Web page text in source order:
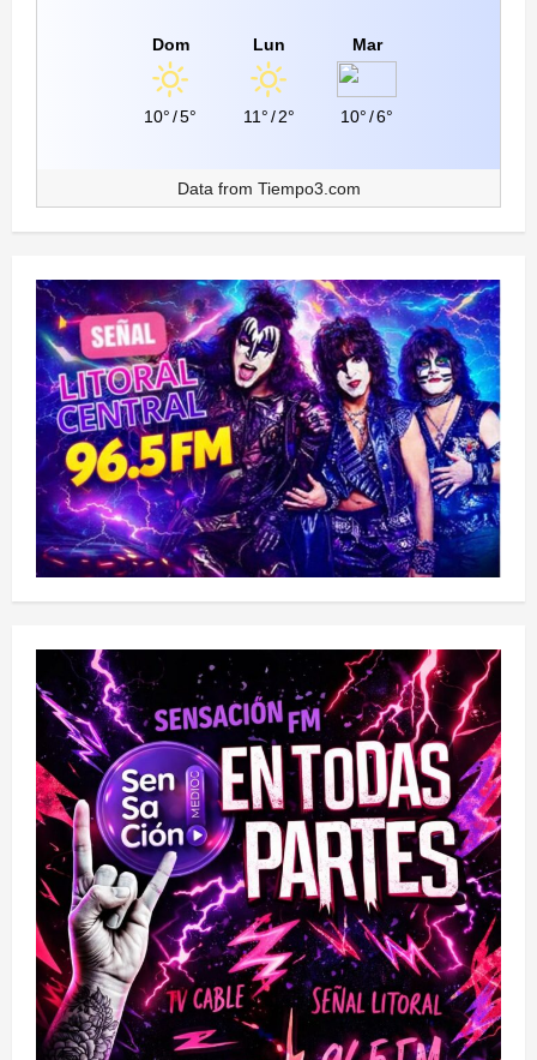
Dom
10°/5°
Lun
11°/2°
Mar
10°/6°
Data from Tiempo3.com